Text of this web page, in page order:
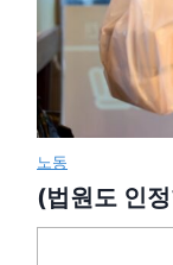
노동
(법원도 인